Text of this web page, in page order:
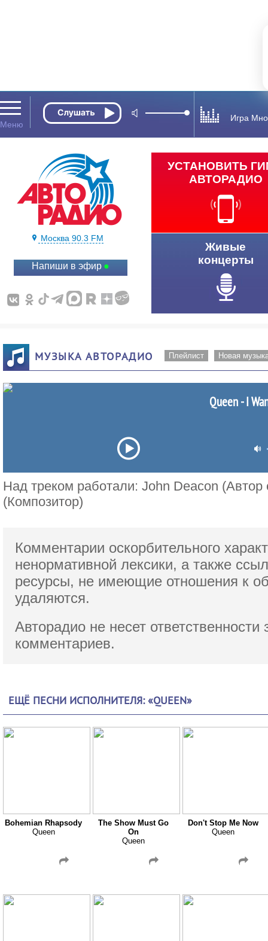
Игра
Москва 90.3 FM
Напиши в эфир
УСТАНОВИТЬ
АВТОРАДИО
Живые
концерты
МУЗЫКА АВТОРАДИО Плейлист Новая
Queen - I
Над треком работали: John Deacon (Автор
(Композитор)
Комментарии оскорбительного
ненормативной лексики, а также
ресурсы, не имеющие отношения к
удаляются.
Авторадио не несет ответственности
комментариев.
ЕЩЁ ПЕСНИ ИСПОЛНИТЕЛЯ: «QUEEN»
Bohemian Rhapsody
Queen
The Show Must Go
On
Queen
Don't Stop Me Now
Queen